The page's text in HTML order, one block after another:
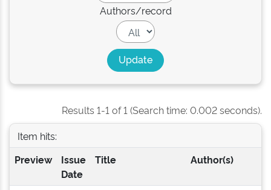
Authors/record
Results 1-1 of 1 (Search time: 0.002 seconds).
Item hits:
Preview
Issue
Date
Title Author(s)